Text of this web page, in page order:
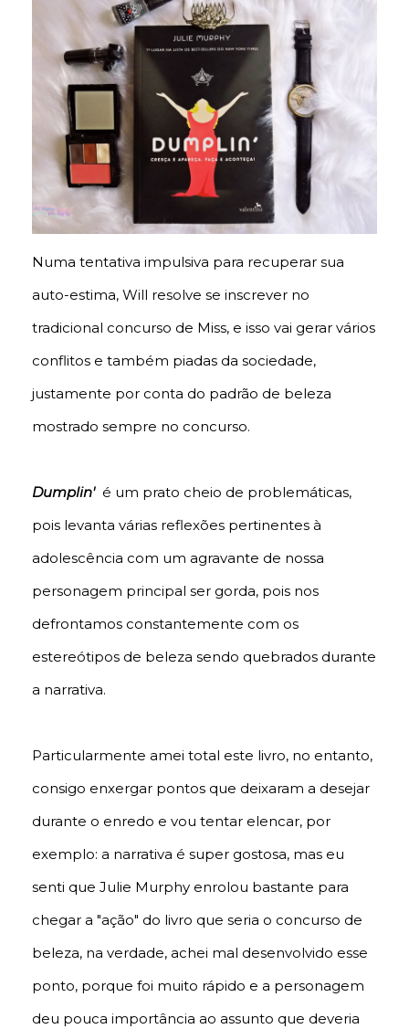
Numa tentativa impulsiva para recuperar sua
auto-estima, Will resolve se inscrever no
tradicional concurso de Miss, e isso vai gerar vários
conflitos e também piadas da sociedade,
justamente por conta do padrão de beleza
mostrado sempre no concurso.
Dumplin'é um prato cheio de problemáticas,
pois levanta várias reflexões pertinentes à
adolescência com um agravante de nossa
personagem principal ser gorda, pois nos
defrontamos constantemente com os
estereótipos de beleza sendo quebrados durante
a narrativa.
Particularmente amei total este livro, no entanto,
consigo enxergar pontos que deixaram a desejar
durante o enredo e vou tentar elencar, por
exemplo: a narrativa é super gostosa, mas eu
senti que Julie Murphy enrolou bastante para
chegar a "ação" do livro que seria o concurso de
beleza, na verdade, achei mal desenvolvido esse
ponto, porque foi muito rápido e a personagem
deu pouca importância ao assunto que deveria